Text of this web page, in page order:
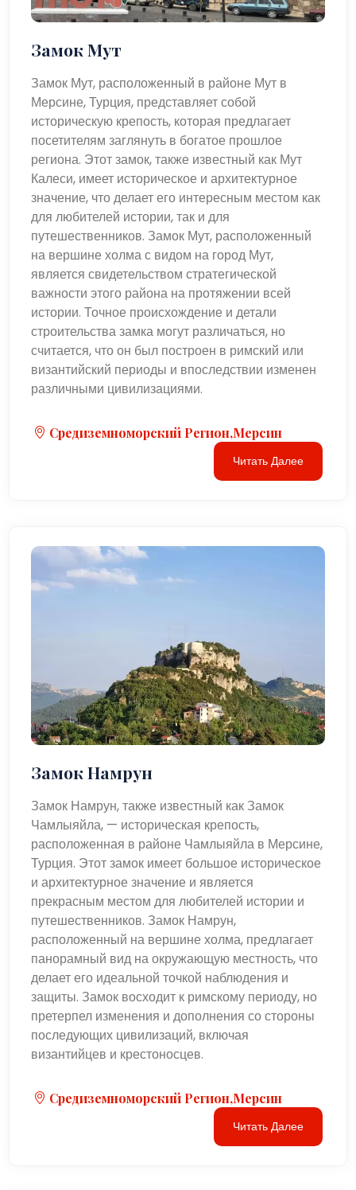
Замок Мут
Замок Мут, расположенный в районе Мут в
Мерсине, Турция, представляет собой
историческую крепость, которая предлагает
посетителям заглянуть в богатое прошлое
региона. Этот замок, также известный как Мут
Калеси, имеет историческое и архитектурное
значение, что делает его интересным местом как
для любителей истории, так и для
путешественников. Замок Мут, расположенный
на вершине холма с видом на город Мут,
является свидетельством стратегической
важности этого района на протяжении всей
истории. Точное происхождение и детали
строительства замка могут различаться, но
считается, что он был построен в римский или
византийский периоды и впоследствии изменен
различными цивилизациями.
Средиземноморский Регион,Мерсин
Читать Далее
Замок Намрун
Замок Намрун, также известный как Замок
Чамлыяйла, — историческая крепость,
расположенная в районе Чамлыяйла в Мерсине,
Турция. Этот замок имеет большое историческое
и архитектурное значение и является
прекрасным местом для любителей истории и
путешественников. Замок Намрун,
расположенный на вершине холма, предлагает
панорамный вид на окружающую местность, что
делает его идеальной точкой наблюдения и
защиты. Замок восходит к римскому периоду, но
претерпел изменения и дополнения со стороны
последующих цивилизаций, включая
византийцев и крестоносцев.
Средиземноморский Регион,Мерсин
Читать Далее